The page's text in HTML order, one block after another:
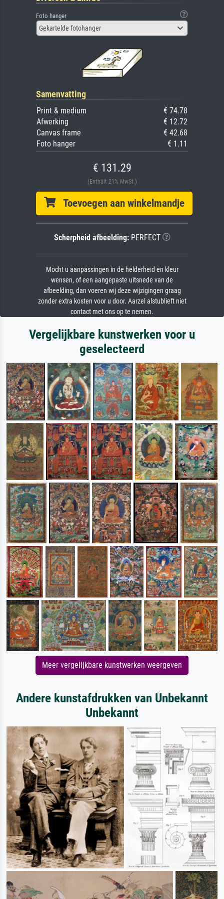
Foto hanger
Gekartelde fotohanger
Samenvatting
Print & medium
€ 74.78
Afwerking
€ 12.72
Canvas frame
€ 42.68
Foto hanger
€ 1.11
€ 131.29
(Enthält 21% MwSt.)
Toevoegen aan winkelmandje
Scherpheid afbeelding:PERFECT
Mocht u aanpassingen in de helderheid en kleur
wensen, of een aangepaste uitsnede van de
afbeelding, dan voeren wij deze wijzigingen graag
zonder extra kosten voor u door. Aarzel alstublieft niet
contact met ons op te nemen.
Vergelijkbare kunstwerken voor u
geselecteerd
Meer vergelijkbare kunstwerken weergeven
Andere kunstafdrukken van Unbekannt
Unbekannt